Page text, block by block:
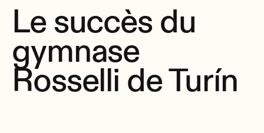
Le succès du
gymnase
Rosselli de Turín